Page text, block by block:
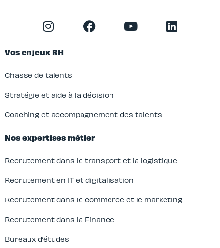
Vos enjeux RH
Chasse de talents
Stratégie et aide à la décision
Coaching et accompagnement des talents
Nos expertises métier
Recrutement dans le transport et la logistique
Recrutement en IT et digitalisation
Recrutement dans le commerce et le marketing
Recrutement dans la Finance
Bureaux d’études